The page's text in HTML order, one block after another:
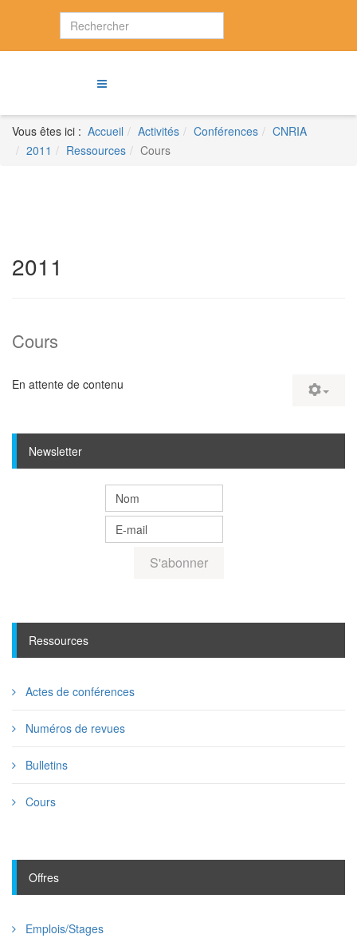
Vous êtes ici : Accueil Activités Conférences
CNRIA
2011
Ressources Cours
2011
Cours
En attente de contenu
Newsletter
Ressources
Actes de conférences
Numéros de revues
Bulletins
Cours
Offres
Emplois/Stages